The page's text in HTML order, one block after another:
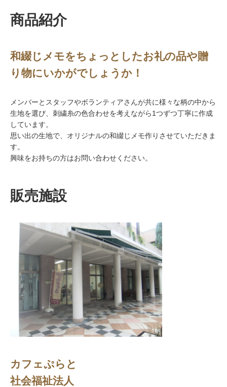
商品紹介
和綴じメモをちょっとしたお礼の品や贈
り物にいかがでしょうか！
メンバーとスタッフやボランティアさんが共に様々な柄の中から
生地を選び、刺繍糸の色合わせを考えながら1つずつ丁寧に作成
しています。
思い出の生地で、オリジナルの和綴じメモ作りさせていただきま
す。
興味をお持ちの方はお問い合わせください。
販売施設
カフェぷらと
社会福祉法人